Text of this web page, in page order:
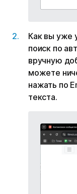
Как вы уже
поиск по
вручную
можете
нажать по
текста.